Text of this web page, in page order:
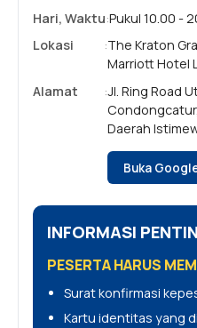
Hari, Waktu:Pukul 10.00 -
Lokasi
:The Kraton
Marriott Hotel
Alamat
:Jl. Ring Road
Daerah
Buka
INFORMASI
PESERTA HARUS
Surat konfirmasi
Kartu identitas yang